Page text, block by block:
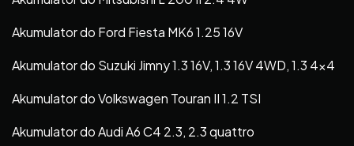
Akumulator do Ford Fiesta MK6 1.25 16V
Akumulator do Suzuki Jimny 1.3 16V, 1.3 16V 4WD, 1.3 4×4
Akumulator do Volkswagen Touran II 1.2 TSI
Akumulator do Audi A6 C4 2.3, 2.3 quattro